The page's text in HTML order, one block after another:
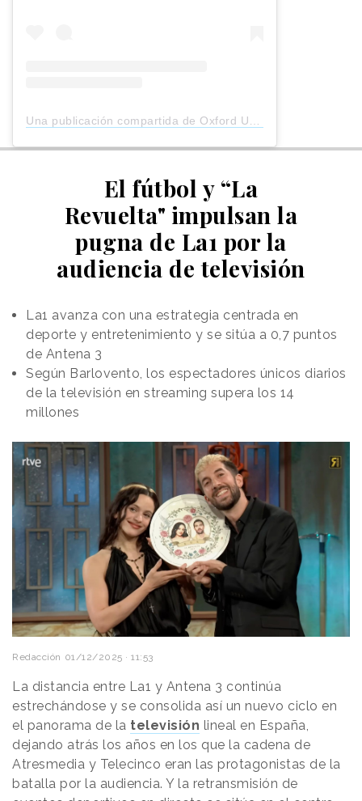
Una publicación compartida de Oxford University Press (@oxunipress)
El fútbol y “La
Revuelta" impulsan la
pugna de La1 por la
audiencia de televisión
La1 avanza con una estrategia centrada en
deporte y entretenimiento y se sitúa a 0,7 puntos
de Antena 3
Según Barlovento, los espectadores únicos diarios
de la televisión en streaming supera los 14
millones
Redacción 01/12/2025 · 11:53
La distancia entre La1 y Antena 3 continúa
estrechándose y se consolida así un nuevo ciclo en
el panorama de la televisión lineal en España,
dejando atrás los años en los que la cadena de
Atresmedia y Telecinco eran las protagonistas de la
batalla por la audiencia. Y la retransmisión de